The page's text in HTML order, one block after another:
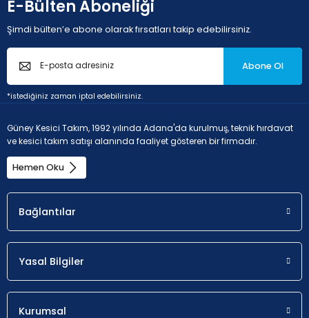
E-Bülten Aboneliği
Şimdi bülten’e abone olarak fırsatları takip edebilirsiniz.
Abone Ol
*istediğiniz zaman iptal edebilirsiniz.
Güney Kesici Takım, 1992 yılında Adana'da kurulmuş, teknik hırdavat
ve kesici takım satışı alanında faaliyet gösteren bir firmadır.
Hemen Oku
Bağlantılar
Yasal Bilgiler
Kurumsal